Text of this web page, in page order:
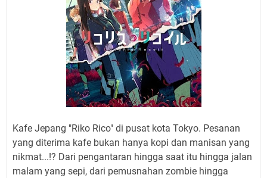
Kafe Jepang "Riko Rico" di pusat kota Tokyo. Pesanan
yang diterima kafe bukan hanya kopi dan manisan yang
nikmat...!? Dari pengantaran hingga saat itu hingga jalan
malam yang sepi, dari pemusnahan zombie hingga